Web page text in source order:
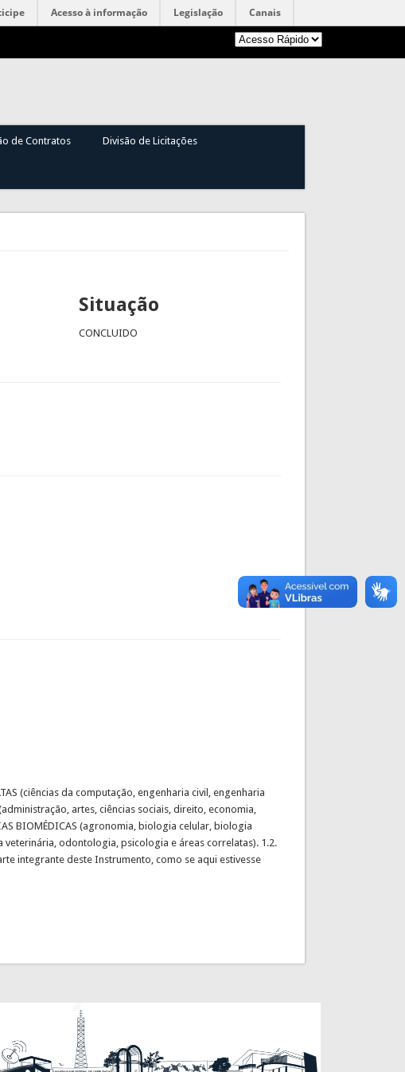
Acesso à informação Legislação Canais
de Contratos Divisão de Licitações
Situação
CONCLUIDO
(ciências da computação, engenharia civil, engenharia
artes, ciências sociais, direito, economia,
BIOMÉDICAS (agronomia, biologia celular, biologia
odontologia, psicologia e áreas correlatas). 1.2.
integrante deste Instrumento, como se aqui estivesse